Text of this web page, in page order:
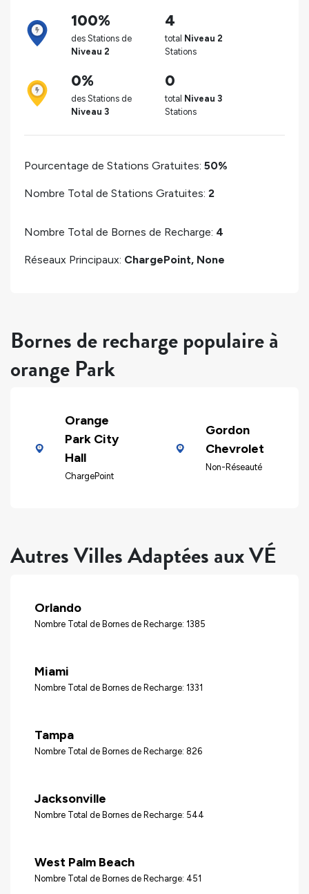
100%
des Stations de
Niveau 2
4
total Niveau 2
Stations
0%
des Stations de
Niveau 3
0
total Niveau 3
Stations
Pourcentage de Stations Gratuites: 50%
Nombre Total de Stations Gratuites: 2
Nombre Total de Bornes de Recharge: 4
Réseaux Principaux: ChargePoint, None
Bornes de recharge populaire à
orange Park
Orange
Park City
Hall
ChargePoint
Gordon
Chevrolet
Non-Réseauté
Autres Villes Adaptées aux VÉ
Orlando
Nombre Total de Bornes de Recharge: 1385
Miami
Nombre Total de Bornes de Recharge: 1331
Tampa
Nombre Total de Bornes de Recharge: 826
Jacksonville
Nombre Total de Bornes de Recharge: 544
West Palm Beach
Nombre Total de Bornes de Recharge: 451